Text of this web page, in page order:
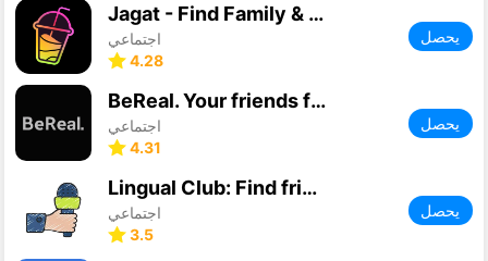
Jagat - Find Family & Friends
اجتماعي
4.28
يحصل
BeReal. Your friends for real.
اجتماعي
4.31
يحصل
Lingual Club: Find friends
اجتماعي
3.5
يحصل